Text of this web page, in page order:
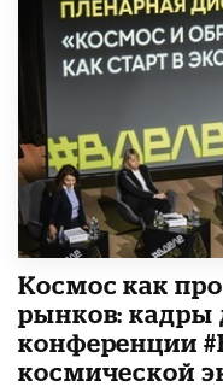
Космос как
рынков: кадры
конференции
космической